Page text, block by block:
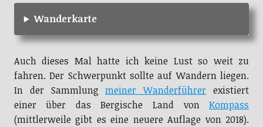
Wanderkarte
Auch dieses Mal hatte ich keine Lust so weit zu
fahren. Der Schwerpunkt sollte auf Wandern liegen.
In der Sammlungmeiner Wanderführer existiert
einer über das Bergische Land vonKompass
(mittlerweile gibt es eine neuere Auflage von 2018).